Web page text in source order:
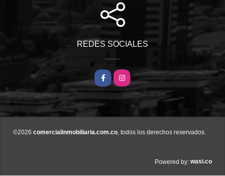
REDES SOCIALES
FacebookInstagram
©2026 comercialinmobiliaria.com.co, todos los derechos reservados.
Powered by: wasi.co